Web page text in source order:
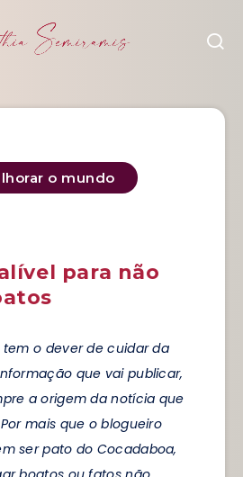
o mundo
para não
o dever de cuidar da
que vai publicar,
a origem da notícia que
mais que o blogueiro
ser pato do Cocadaboa,